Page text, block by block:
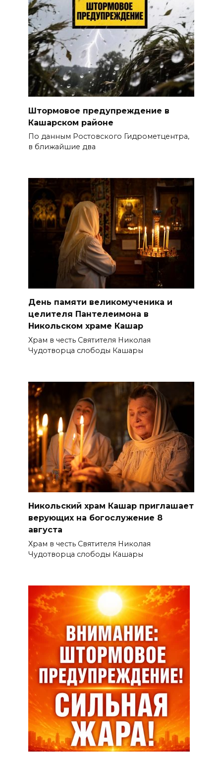
Штормовое предупреждение в
Кашарском районе
По данным Ростовского Гидрометцентра,
в ближайшие два
День памяти великомученика и
целителя Пантелеимона в
Никольском храме Кашар
Храм в честь Святителя Николая
Чудотворца слободы Кашары
Никольский храм Кашар приглашает
верующих на богослужение 8
августа
Храм в честь Святителя Николая
Чудотворца слободы Кашары